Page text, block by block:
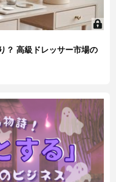
？ 高級ドレッサー市場の